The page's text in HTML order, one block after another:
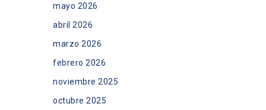
mayo 2026
abril 2026
marzo 2026
febrero 2026
noviembre 2025
octubre 2025